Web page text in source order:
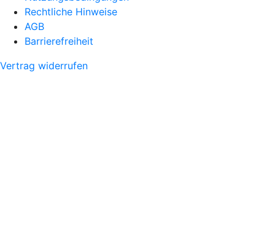
Rechtliche Hinweise
AGB
Barrierefreiheit
Vertrag widerrufen